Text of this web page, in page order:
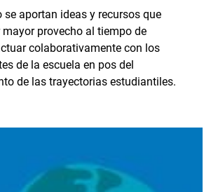
se aportan ideas y recursos que
provecho al tiempo de
colaborativamente con los
de la escuela en pos del
de las trayectorias estudiantiles.